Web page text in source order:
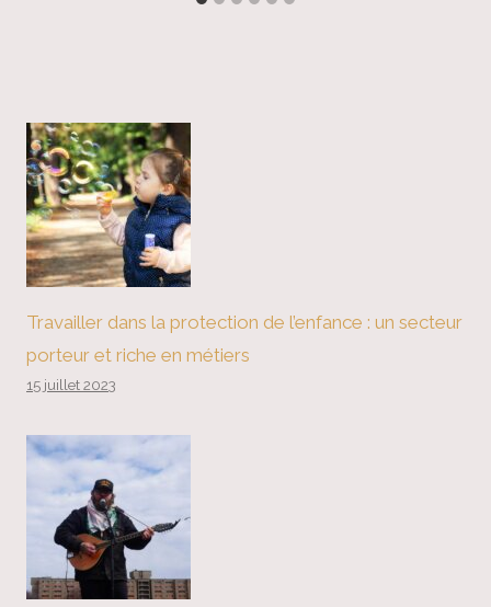
Travailler dans la protection de l’enfance : un secteur
porteur et riche en métiers
15 juillet 2023